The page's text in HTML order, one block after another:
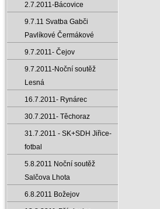
2.7.2011-Bácovice
9.7.11 Svatba Gabči
Pavlíkové Čermákové
9.7.2011- Čejov
9.7.2011-Noční soutěž
Lesná
16.7.2011- Rynárec
30.7.2011- Těchoraz
31.7.2011 - SK+SDH Jiřice-
fotbal
5.8.2011 Noční soutěž
Salčova Lhota
6.8.2011 Božejov